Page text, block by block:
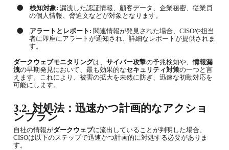
● 検知対象: 漏洩した認証情報、顧客データ、企業秘密、従業員
の個人情報、脅迫文などが対象となります。
● アラートとレポート : 関連情報が発見された場合、 CISOや担当
者に即座にアラートが通知され、詳細なレポートが提供されま
す。
ダークウェブモニタリングは、 サイバー攻撃の予兆検知や、情報漏
洩の早期発見において、最も効果的なセキュリティ対策の一つと言
えます。これにより、被害の拡大を未然に防ぎ、迅速な初動対応を
可能にします。
3.2. 対処法：迅速かつ計画的なアクショ
ンプラン
自社の情報がダークウェブに流出していることが判明した場合、
CISOは以下のステップで迅速かつ計画的に対処する必要がありま
す。